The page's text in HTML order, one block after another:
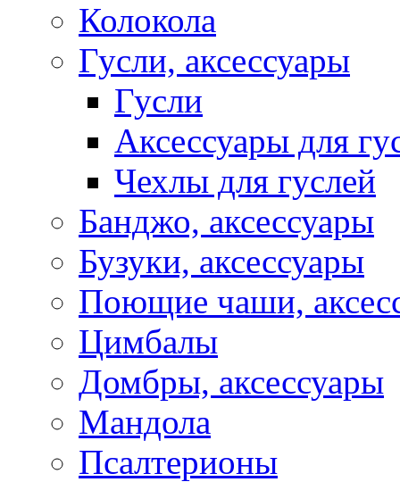
Колокола
Гусли, аксессуары
Гусли
Аксессуары для
Чехлы для гуслей
Банджо, аксессуары
Бузуки, аксессуары
Поющие чаши,
Цимбалы
Домбры, аксессуары
Мандола
Псалтерионы